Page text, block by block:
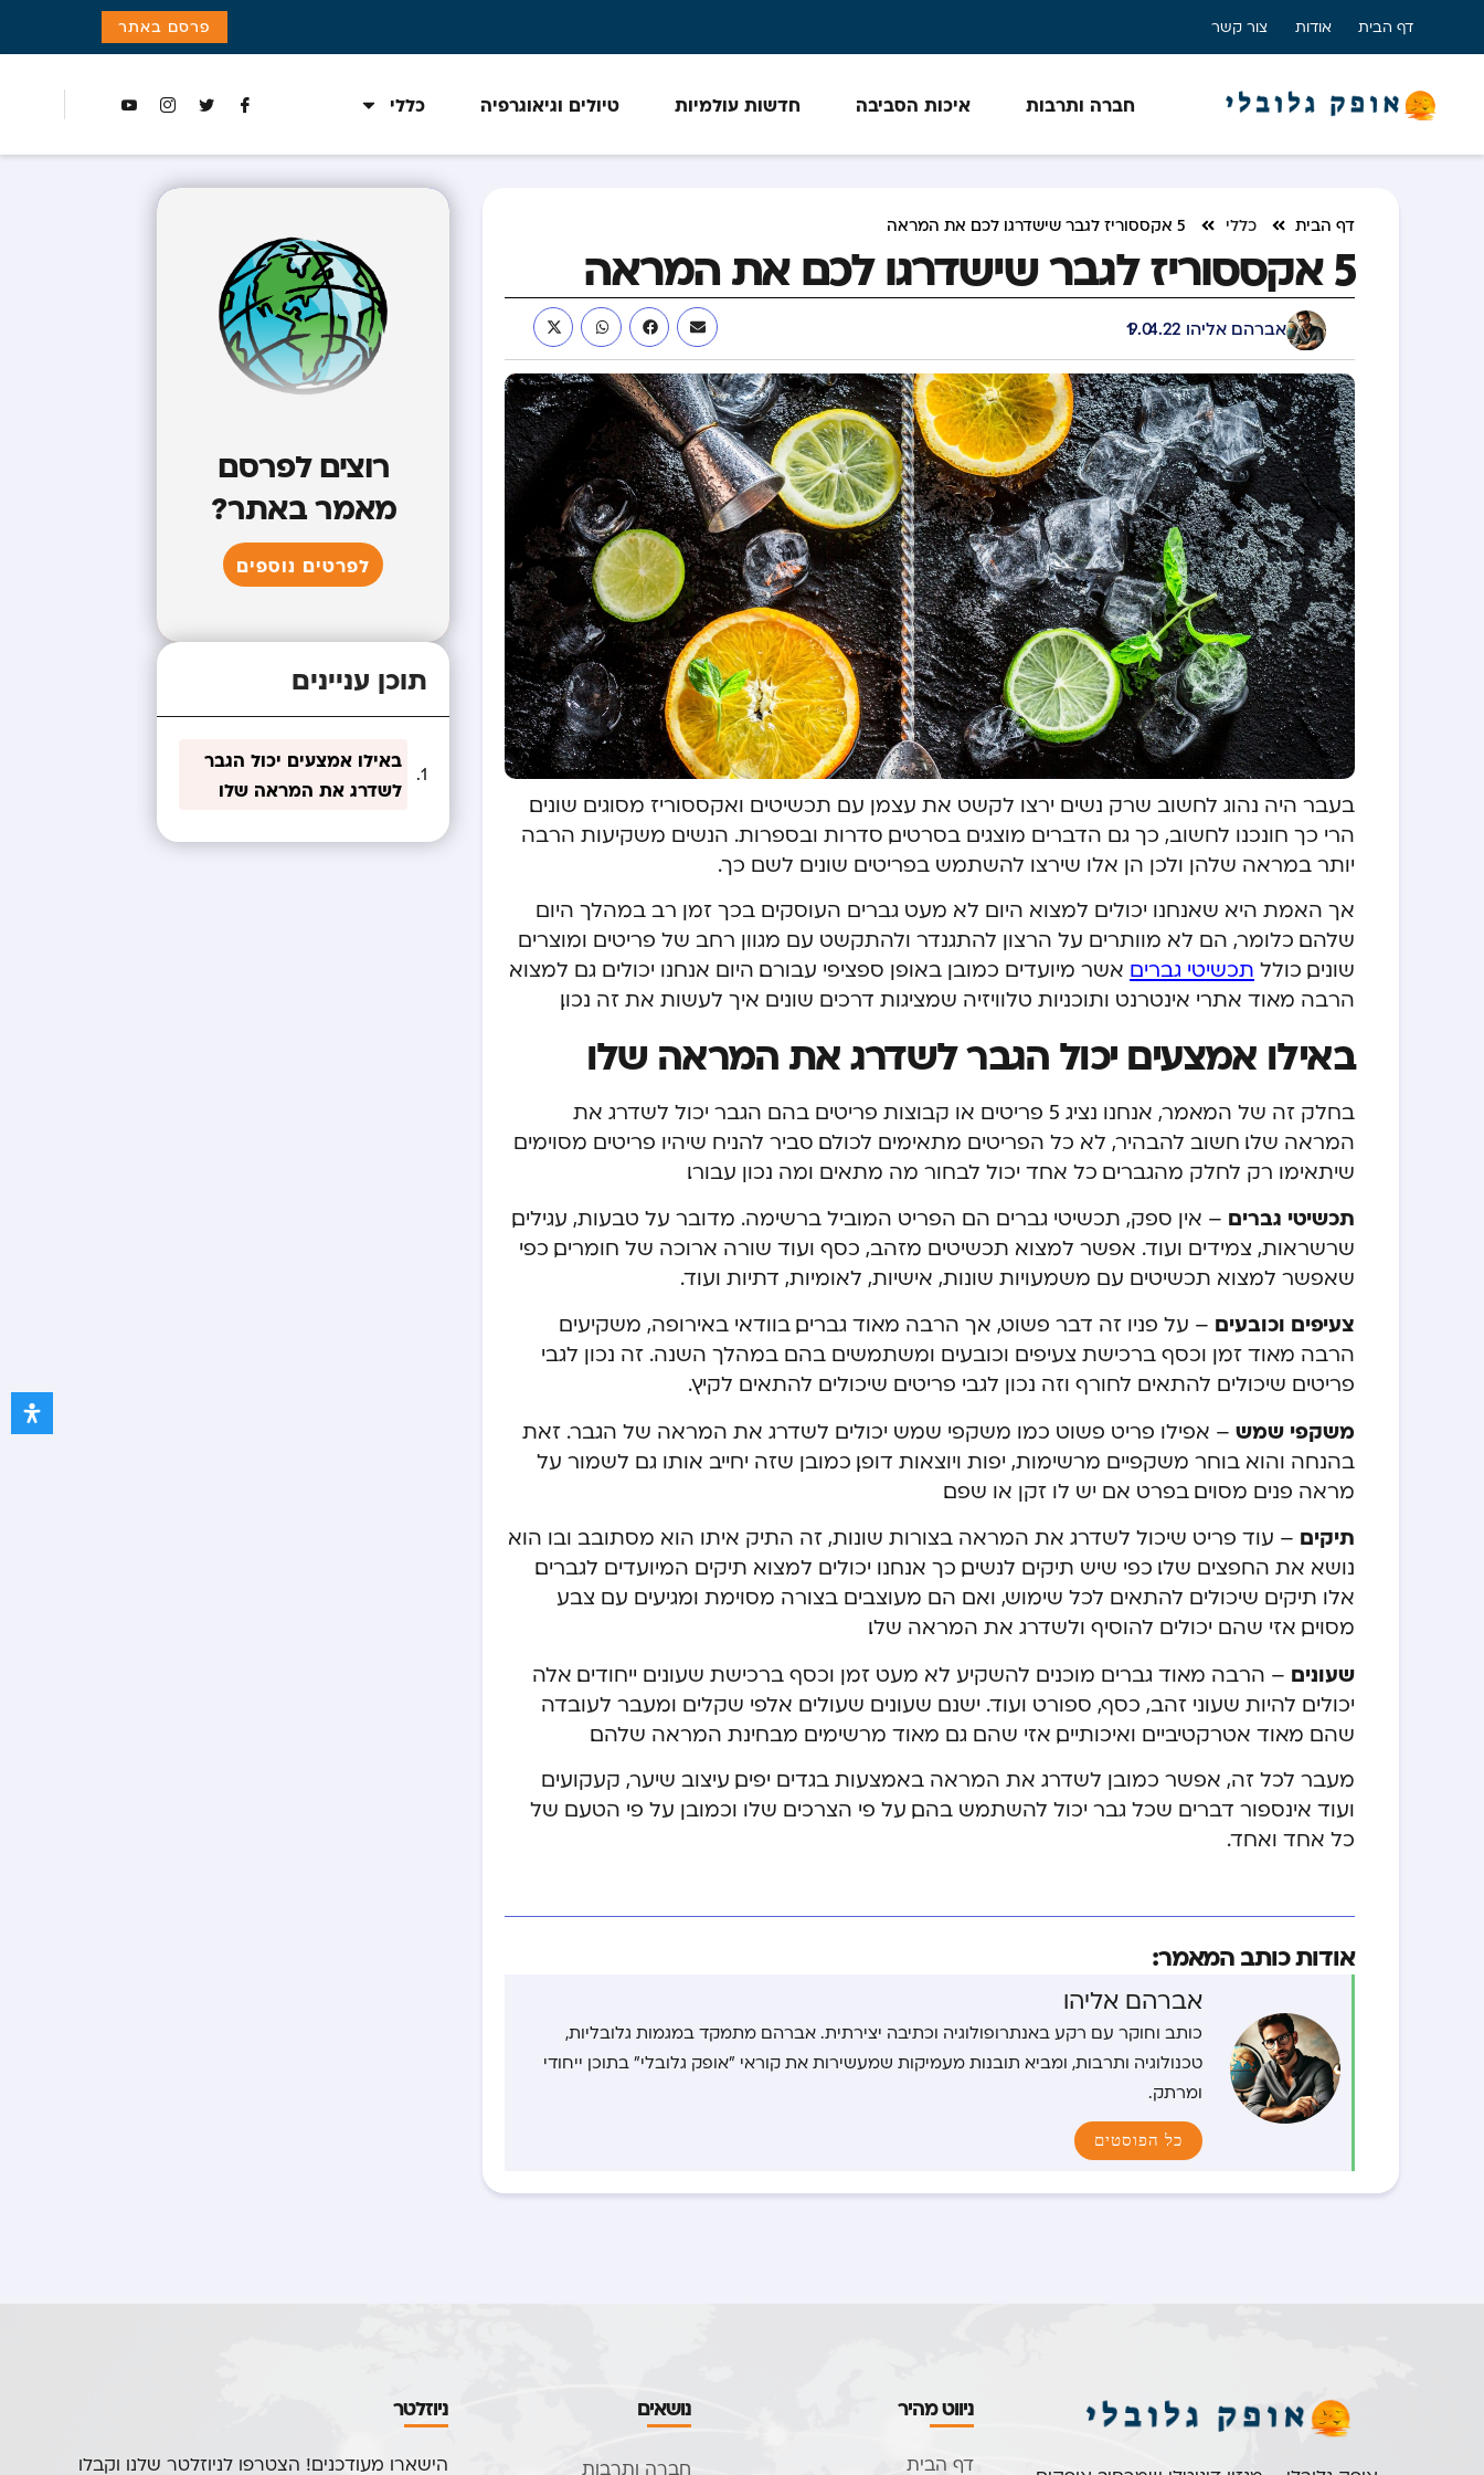
דף הבית אודות צור קשר פרסם באתר
חברה ותרבות איכות הסביבה חדשות עולמיות טיולים וגיאוגרפיה כללי
דף הבית כללי 5 אקססוריז לגבר שישדרגו לכם את המראה
5 אקססוריז לגבר שישדרגו לכם את המראה
אברהם אליהו 19.04.22
בעבר היה נהוג לחשוב שרק נשים ירצו לקשט את עצמן עם תכשיטים ואקססוריז מסוגים שונים.
הרי כך חונכנו לחשוב, כך גם הדברים מוצגים בסרטים, סדרות ובספרות. הנשים משקיעות הרבה
יותר במראה שלהן ולכן הן אלו שירצו להשתמש בפריטים שונים לשם כך.
אך האמת היא שאנחנו יכולים למצוא היום לא מעט גברים העוסקים בכך זמן רב במהלך היום
שלהם. כלומר, הם לא מוותרים על הרצון להתגנדר ולהתקשט עם מגוון רחב של פריטים ומוצרים
שונים, כולל תכשיטי גברים אשר מיועדים כמובן באופן ספציפי עבורם. היום אנחנו יכולים גם למצוא
הרבה מאוד אתרי אינטרנט ותוכניות טלוויזיה שמציגות דרכים שונים איך לעשות את זה נכון.
באילו אמצעים יכול הגבר לשדרג את המראה שלו
בחלק זה של המאמר, אנחנו נציג 5 פריטים או קבוצות פריטים בהם הגבר יכול לשדרג את
המראה שלו. חשוב להבהיר, לא כל הפריטים מתאימים לכולם. סביר להניח שיהיו פריטים מסוימים
שיתאימו רק לחלק מהגברים. כל אחד יכול לבחור מה מתאים ומה נכון עבורו.
תכשיטי גברים – אין ספק, תכשיטי גברים הם הפריט המוביל ברשימה. מדובר על טבעות, עגילים,
שרשראות, צמידים ועוד. אפשר למצוא תכשיטים מזהב, כסף ועוד שורה ארוכה של חומרים, כפי
שאפשר למצוא תכשיטים עם משמעויות שונות, אישיות, לאומיות, דתיות ועוד.
צעיפים וכובעים – על פניו זה דבר פשוט, אך הרבה מאוד גברים, בוודאי באירופה, משקיעים
הרבה מאוד זמן וכסף ברכישת צעיפים וכובעים ומשתמשים בהם במהלך השנה. זה נכון לגבי
פריטים שיכולים להתאים לחורף וזה נכון לגבי פריטים שיכולים להתאים לקיץ.
משקפי שמש – אפילו פריט פשוט כמו משקפי שמש יכולים לשדרג את המראה של הגבר. זאת
בהנחה והוא בוחר משקפיים מרשימות, יפות ויוצאות דופן. כמובן שזה יחייב אותו גם לשמור על
מראה פנים מסוים. בפרט אם יש לו זקן או שפם.
תיקים – עוד פריט שיכול לשדרג את המראה בצורות שונות, זה התיק איתו הוא מסתובב ובו הוא
נושא את החפצים שלו. כפי שיש תיקים לנשים, כך אנחנו יכולים למצוא תיקים המיועדים לגברים.
אלו תיקים שיכולים להתאים לכל שימוש, ואם הם מעוצבים בצורה מסוימת ומגיעים עם צבע
מסוים, אזי שהם יכולים להוסיף ולשדרג את המראה שלו.
שעונים – הרבה מאוד גברים מוכנים להשקיע לא מעט זמן וכסף ברכישת שעונים ייחודים. אלה
יכולים להיות שעוני זהב, כסף, ספורט ועוד. ישנם שעונים שעולים אלפי שקלים ומעבר לעובדה
שהם מאוד אטרקטיביים ואיכותיים, אזי שהם גם מאוד מרשימים מבחינת המראה שלהם.
מעבר לכל זה, אפשר כמובן לשדרג את המראה באמצעות בגדים יפים, עיצוב שיער, קעקועים
ועוד אינספור דברים שכל גבר יכול להשתמש בהם, על פי הצרכים שלו וכמובן על פי הטעם של
כל אחד ואחד.
אודות כותב המאמר:
אברהם אליהו
כותב וחוקר עם רקע באנתרופולוגיה וכתיבה יצירתית. אברהם מתמקד במגמות גלובליות,
טכנולוגיה ותרבות, ומביא תובנות מעמיקות שמעשירות את קוראי "אופק גלובלי" בתוכן ייחודי
ומרתק.
כל הפוסטים
רוצים לפרסם
מאמר באתר?
לפרטים נוספים
תוכן עניינים
באילו אמצעים יכול הגבר
לשדרג את המראה שלו
ניווט מהיר
דף הבית
נושאים
חברה ותרבות
ניוזלטר
הישארו מעודכנים! הצטרפו לניוזלטר שלנו וקבלו